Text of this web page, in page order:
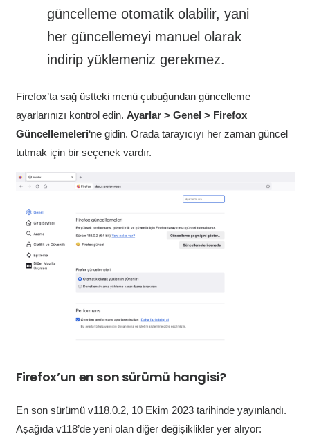
güncelleme otomatik olabilir, yani
her güncellemeyi manuel olarak
indirip yüklemeniz gerekmez.
Firefox’ta sağ üstteki menü çubuğundan güncelleme
ayarlarınızı kontrol edin. Ayarlar > Genel > Firefox
Güncellemeleri‘ne gidin. Orada tarayıcıyı her zaman güncel
tutmak için bir seçenek vardır.
Firefox’un en son sürümü hangisi?
En son sürümü v118.0.2, 10 Ekim 2023 tarihinde yayınlandı.
Aşağıda v118’de yeni olan diğer değişiklikler yer alıyor: